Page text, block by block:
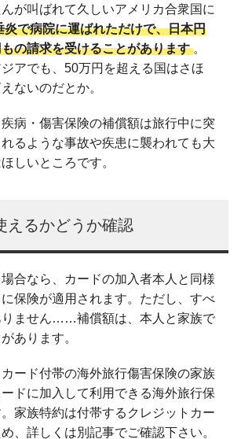
が叫ばれて久しいアメリカ合衆国に
炎で病院に運ばれただけで、日本円
の請求を受けることがあります 。
アでも、50万円を超える国はさほ
ないのだとか。
病・傷害保険の補償額は旅行中に突
るような事故や疾患に襲われても大
しいところです。
えるかどうか確認
合なら、カードの加入者本人と同様
保険が適用されます。ただし、すべ
りません……補償額は、本人と家族で
あります。
ード付帯の海外旅行傷害保険の家族
ドに加入して利用できる海外旅行保
家族特約は付帯するクレジットカー
、詳しくは別記事でご確認下さい。